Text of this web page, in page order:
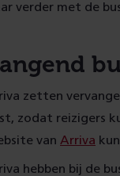
verder met de
zetten
zodat reizigers
van Arriva
hebben bij de